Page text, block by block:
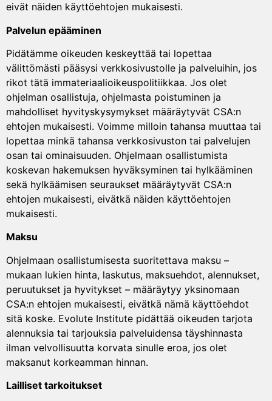
eivät näiden käyttöehtojen mukaisesti.
Palvelun epääminen
Pidätämme oikeuden keskeyttää tai lopettaa
välittömästi pääsysi verkkosivustolle ja palveluihin, jos
rikot tätä immateriaalioikeuspolitiikkaa. Jos olet
ohjelman osallistuja, ohjelmasta poistuminen ja
mahdolliset hyvityskysymykset määräytyvät CSA:n
ehtojen mukaisesti. Voimme milloin tahansa muuttaa tai
lopettaa minkä tahansa verkkosivuston tai palvelujen
osan tai ominaisuuden. Ohjelmaan osallistumista
koskevan hakemuksen hyväksyminen tai hylkääminen
sekä hylkäämisen seuraukset määräytyvät CSA:n
ehtojen mukaisesti, eivätkä näiden käyttöehtojen
mukaisesti.
Maksu
Ohjelmaan osallistumisesta suoritettava maksu –
mukaan lukien hinta, laskutus, maksuehdot, alennukset,
peruutukset ja hyvitykset – määräytyy yksinomaan
CSA:n ehtojen mukaisesti, eivätkä nämä käyttöehdot
sitä koske. Evolute Institute pidättää oikeuden tarjota
alennuksia tai tarjouksia palveluidensa täyshinnasta
ilman velvollisuutta korvata sinulle eroa, jos olet
maksanut korkeamman hinnan.
Lailliset tarkoitukset